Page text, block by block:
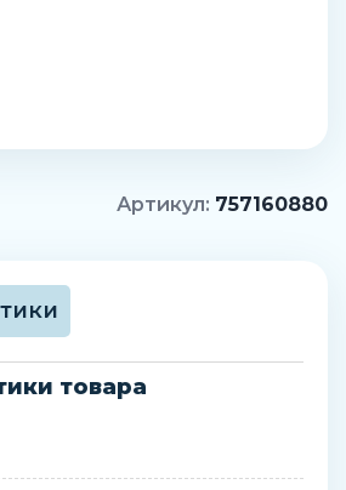
Артикул: 757160880
товара